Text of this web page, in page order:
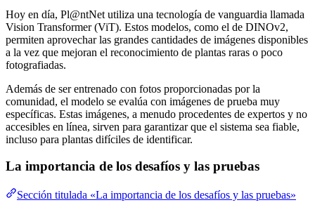
Hoy en día, Pl@ntNet utiliza una tecnología de vanguardia llamada
Vision Transformer (ViT). Estos modelos, como el de DINOv2,
permiten aprovechar las grandes cantidades de imágenes disponibles
a la vez que mejoran el reconocimiento de plantas raras o poco
fotografiadas.
Además de ser entrenado con fotos proporcionadas por la
comunidad, el modelo se evalúa con imágenes de prueba muy
específicas. Estas imágenes, a menudo procedentes de expertos y no
accesibles en línea, sirven para garantizar que el sistema sea fiable,
incluso para plantas difíciles de identificar.
La importancia de los desafíos y las pruebas
Sección titulada «La importancia de los desafíos y las pruebas»